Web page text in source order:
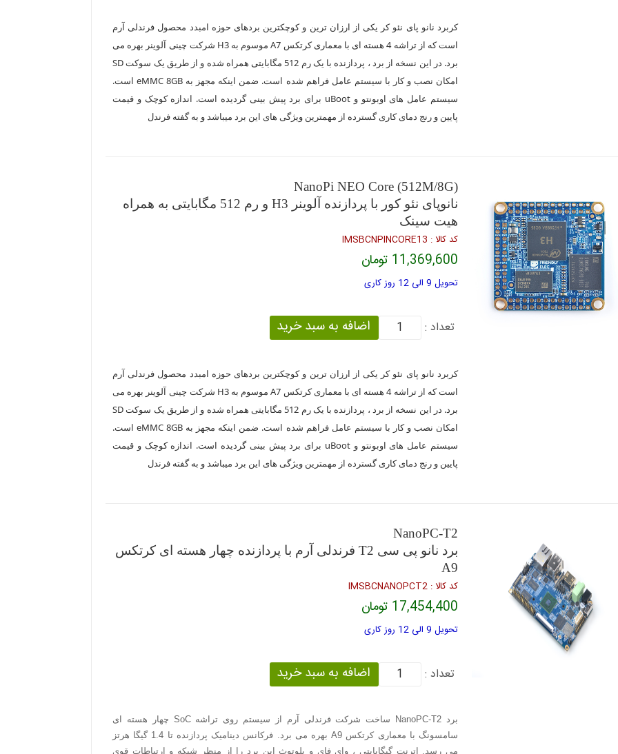
کربرد نانو پای نئو کر یکی از ارزان ترین و کوچکترین بردهای حوزه امبدد محصول فرندلی آرم
است که از تراشه 4 هسته ای با معماری کرتکس A7 موسوم به H3 شرکت چینی آلوینر بهره می
برد. در این نسخه از برد ، پردازنده با یک رم 512 مگابایتی همراه شده و از طریق یک سوکت SD
امکان نصب و کار با سیستم عامل فراهم شده است. ضمن اینکه مجهز به eMMC 8GB است.
سیستم عامل های اوبونتو و uBoot برای برد پیش بینی گردیده است. اندازه کوچک و قیمت
پایین و رنج دمای کاری گسترده از مهمترین ویژگی های این برد میباشد و به گفته فرندل
NanoPi NEO Core (512M/8G)
نانوپای نئو کور با پردازنده آلوینر H3 و رم 512 مگابایتی به همراه
هیت سینک
كد كالا : IMSBCNPINCORE13
11,369,600 تومان
تحویل 9 الی 12 روز کاری
تعداد :
کربرد نانو پای نئو کر یکی از ارزان ترین و کوچکترین بردهای حوزه امبدد محصول فرندلی آرم
است که از تراشه 4 هسته ای با معماری کرتکس A7 موسوم به H3 شرکت چینی آلوینر بهره می
برد. در این نسخه از برد ، پردازنده با یک رم 512 مگابایتی همراه شده و از طریق یک سوکت SD
امکان نصب و کار با سیستم عامل فراهم شده است. ضمن اینکه مجهز به eMMC 8GB است.
سیستم عامل های اوبونتو و uBoot برای برد پیش بینی گردیده است. اندازه کوچک و قیمت
پایین و رنج دمای کاری گسترده از مهمترین ویژگی های این برد میباشد و به گفته فرندل
NanoPC-T2
برد نانو پی سی T2 فرندلی آرم با پردازنده چهار هسته ای کرتکس
A9
كد كالا : IMSBCNANOPCT2
17,454,400 تومان
تحویل 9 الی 12 روز کاری
تعداد :
برد NanoPC-T2 ساخت شرکت فرندلی آرم از سیستم روی تراشه SoC چهار هسته ای
سامسونگ با معماری کرتکس A9 بهره می برد. فرکانس دینامیک پردازنده تا 1.4 گیگا هرتز
می رسد. اترنت گیگابایتی ، وای فای و بلوتوث این برد را از منظر شبکه و ارتباطات قوی